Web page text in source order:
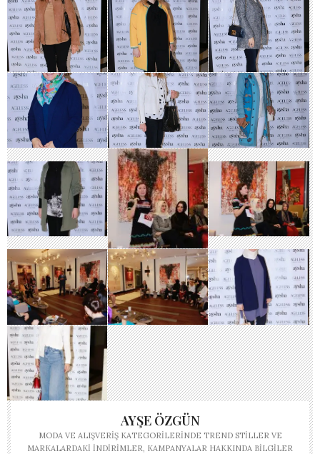
AYŞE ÖZGÜN
MODA VE ALIŞVERIŞ KATEGORILERINDE TREND STILLER VE
MARKALARDAKI INDIRIMLER, KAMPANYALAR HAKKINDA BILGILER